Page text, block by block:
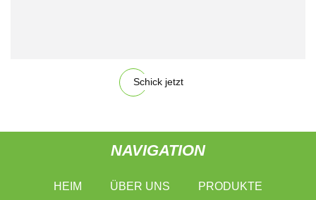
Schick jetzt
NAVIGATION
HEIM ÜBER UNS PRODUKTE